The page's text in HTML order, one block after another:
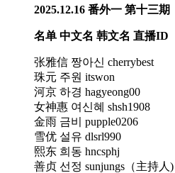
2025.12.16 番外一 第十三期
名单 中文名 韩文名 直播ID
张雅信 짱아신 cherrybest
珠元 주원 itswon
河京 하경 hagyeong00
女神惠 여신혜 shsh1908
金雨 금비 pupple0206
雪优 설유 dlsrl990
熙东 희동 hncsphj
善贞 선정 sunjungs（主持人)